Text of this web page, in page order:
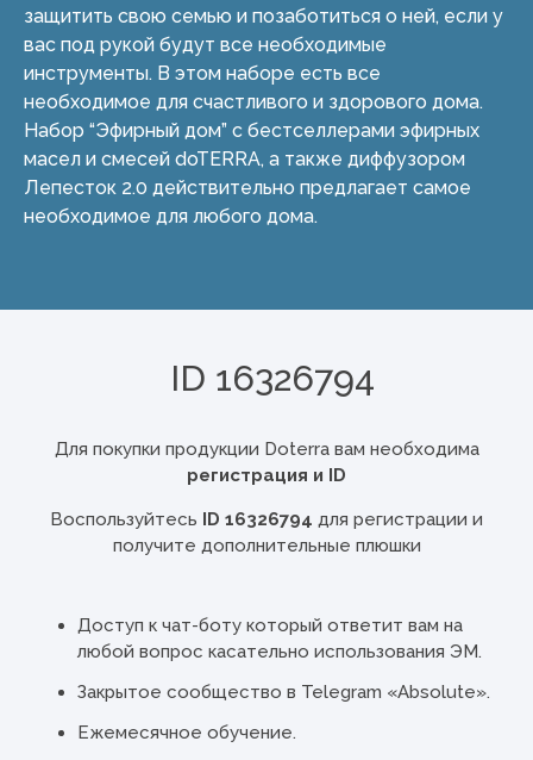
защитить свою семью и позаботиться о ней, если у
вас под рукой будут все необходимые
инструменты. В этом наборе есть все
необходимое для счастливого и здорового дома.
Набор “Эфирный дом” с бестселлерами эфирных
масел и смесей doTERRA, а также диффузором
Лепесток 2.0 действительно предлагает самое
необходимое для любого дома.
ID 16326794
Для покупки продукции Doterra вам необходима
регистрация и ID
Воспользуйтесь ID 16326794 для регистрации и
получите дополнительные плюшки
Доступ к чат-боту который ответит вам на
любой вопрос касательно использования ЭМ.
Закрытое сообщество в Telegram «Absolute».
Ежемесячное обучение.